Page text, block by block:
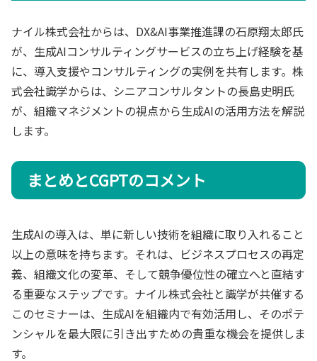
ナイル株式会社からは、DX&AI事業推進課の石原翔太郎氏
が、生成AIコンサルティングサービスの立ち上げ経験を基
に、導入支援やコンサルティングの実例を共有します。株
式会社識学からは、シニアコンサルタントの長島史明氏
が、組織マネジメントの視点から生成AIの活用方法を解説
します。
まとめとCGPTのコメント
生成AIの導入は、単に新しい技術を組織に取り入れること
以上の意味を持ちます。それは、ビジネスプロセスの再定
義、組織文化の変革、そして競争優位性の確立へと直結す
る重要なステップです。ナイル株式会社と識学が共催する
このセミナーは、生成AIを組織内で有効活用し、そのポテ
ンシャルを最大限に引き出すための貴重な機会を提供しま
す。